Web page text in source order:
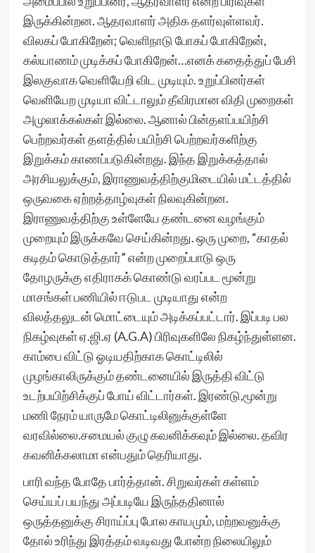
இருக்கின்றன. ஆதரவாளர் அதிக தளர்வுள்ளவர்.
விலகப் போகிறேன்; வெளிநாடு போகப் போகிறேன்,
கல்யாணம் முடிக்கப் போகிறேன்…எனக் கதைத்துப் பேசி
இலகுவாக வெளியேறி விட முடியும். உறுப்பினர்கள்
வெளியேற முடியா விட்டாலும் தீவிரமான விதி முறைகள்
அமுலாக்கல்கள் இல்லை. ஆனால் பின்தளப்பயிற்சி
பெற்றவர்கள் தளத்தில் பயிற்சி பெற்றவர்களிற்கு
இறுக்கம் காணப்படுகின்றது. இந்த இறுக்கத்தால்
அரசியலுக்கும், இராணுவத்திற்குமிடையில் மட்டத்தில்
ஒருவகை ஏற்றத்தாழ்வுகள் நிலவுகின்றன.
இராணுவத்திற்கு உள்ளேயே தண்டனை வழங்கும்
முறையும் இருக்கவே செய்கின்றது. ஒரு முறை, “காதல்
கடிதம் கொடுத்தார்” என்ற முறைப்பாடு ஒரு
தோழருக்கு எதிராகக் கொண்டு வரப்பட மூன்று
மாசங்கள் பணியில் ஈடுபட முடியாது என்ற
விலத்தலுடன் மொட்டையும் அடிக்கப்பட்டார். இப்படி பல
நிகழ்வுகள் ஏ.ஜி.ஏ (A.G.A) பிரிவுகளிலே நிகழ்ந்துள்ளன.
காம்பை விட்டு ஓடியதிற்காக கொட்டிலில்
முழங்காலிருக்கும் தண்டனையில் இருத்தி விட்டு
உடற்பயிற்சிக்குப் போய் விட்டார்கள். இரண்டு,மூன்று
மணி நேரம் யாருமே கொட்டிலினுக்குள்ளே
வரவில்லை.சமையல் குழு கவனிக்கவும் இல்லை. தவிர
கவனிக்கலாமா என்பதும் தெரியாது.
பாரி வந்த போதே பார்த்தான். சிறுவர்கள் கள்ளம்
செய்யப் பயந்து அப்படியே இருந்ததினால்
ஒருத்தனுக்கு சிராய்ப்பு போல காயமும், மற்றவனுக்கு
தோல் உரிந்து இரத்தம் வடிவது போன்ற நிலையிலும்